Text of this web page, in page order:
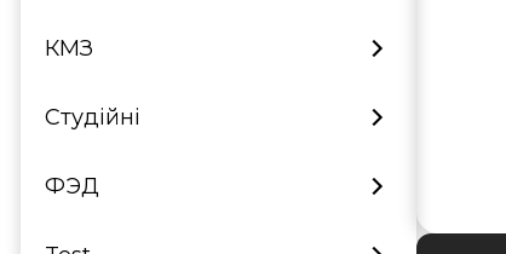
КМЗ
Студійні
ФЭД